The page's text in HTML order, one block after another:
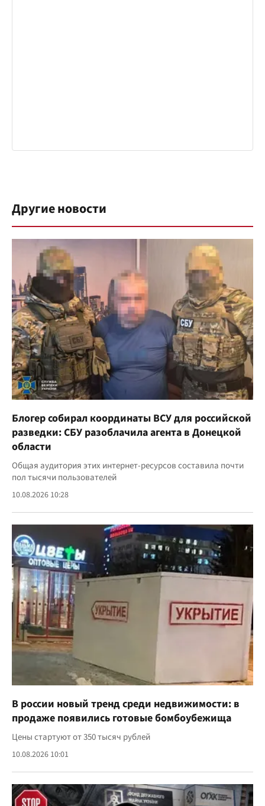
Другие новости
Блогер собирал координаты ВСУ для российской
разведки: СБУ разоблачила агента в Донецкой
области
Общая аудитория этих интернет-ресурсов составила почти
пол тысячи пользователей
10.08.2026 10:28
В россии новый тренд среди недвижимости: в
продаже появились готовые бомбоубежища
Цены стартуют от 350 тысяч рублей
10.08.2026 10:01